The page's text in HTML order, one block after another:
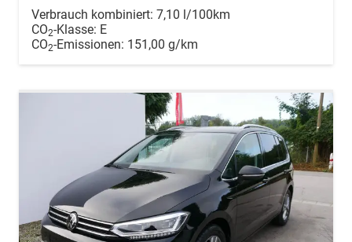
Verbrauch kombiniert: 7,10 l/100km
CO2-Klasse: E
CO2-Emissionen: 151,00 g/km